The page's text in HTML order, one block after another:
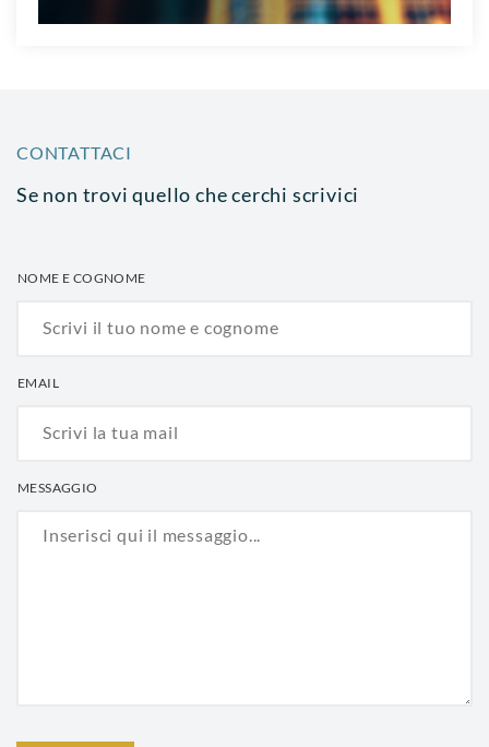
CONTATTACI
Se non trovi quello che cerchi scrivici
NOME E COGNOME
EMAIL
MESSAGGIO